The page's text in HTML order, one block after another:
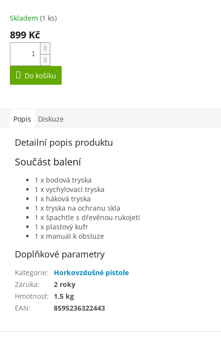
Skladem (1 ks)
899 Kč
Do košíku
Popis Diskuze
Detailní popis produktu
Součást balení
1 x bodová tryska
1 x vychylovací tryska
1 x háková tryska
1 x tryska na ochranu skla
1 x špachtle s dřevěnou rukojetí
1 x plastový kufr
1 x manuál k obsluze
Doplňkové parametry
Kategorie:
Horkovzdušné pistole
Záruka:
2 roky
Hmotnost:
1.5 kg
EAN: 8595236322443
Z